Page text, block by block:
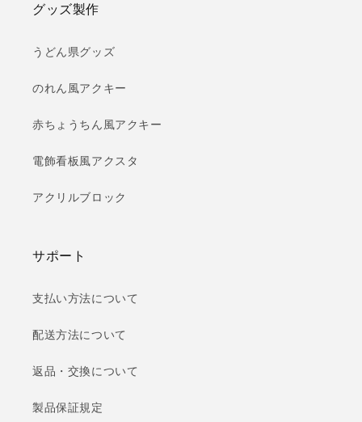
グッズ製作
うどん県グッズ
のれん風アクキー
赤ちょうちん風アクキー
電飾看板風アクスタ
アクリルブロック
サポート
支払い方法について
配送方法について
返品・交換について
製品保証規定